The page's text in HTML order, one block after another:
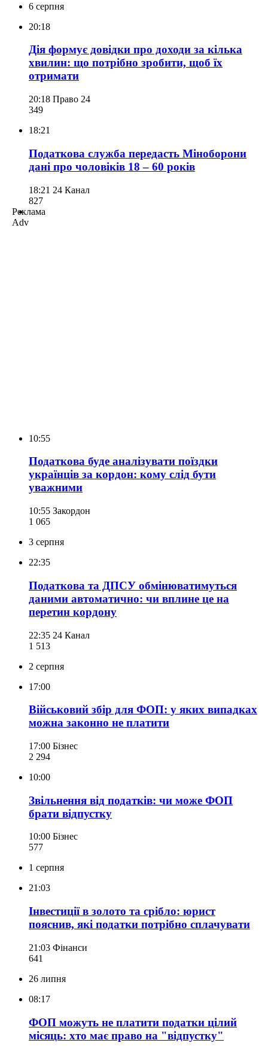
6 серпня
20:18
Дія формує довідки про доходи за кілька
хвилин: що потрібно зробити, щоб їх
отримати
20:18 Право 24
349
18:21
Податкова служба передасть Міноборони
дані про чоловіків 18 – 60 років
18:21 24 Канал
827
Реклама
Adv
10:55
Податкова буде аналізувати поїздки
українців за кордон: кому слід бути
уважними
10:55 Закордон
1 065
3 серпня
22:35
Податкова та ДПСУ обмінюватимуться
даними автоматично: чи вплине це на
перетин кордону
22:35 24 Канал
1 513
2 серпня
17:00
Військовий збір для ФОП: у яких випадках
можна законно не платити
17:00 Бізнес
2 294
10:00
Звільнення від податків: чи може ФОП
брати відпустку
10:00 Бізнес
577
1 серпня
21:03
Інвестиції в золото та срібло: юрист
пояснив, які податки потрібно сплачувати
21:03 Фінанси
641
26 липня
08:17
ФОП можуть не платити податки цілий
місяць: хто має право на "відпустку"